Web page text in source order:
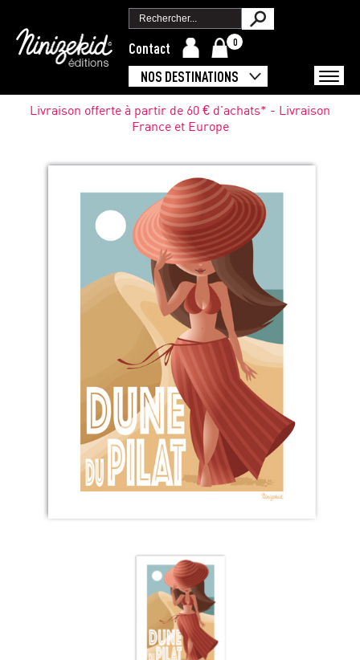
Contact 0
NOS DESTINATIONS
Livraison offerte à partir de 60 € d'achats* - Livraison
France et Europe